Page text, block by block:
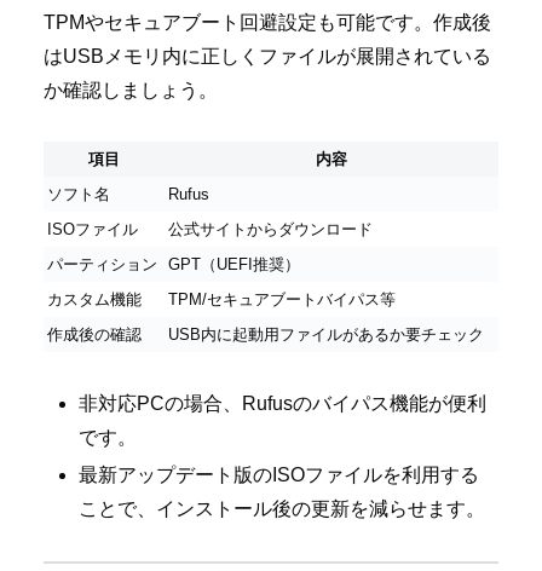
TPMやセキュアブート回避設定も可能です。作成後
はUSBメモリ内に正しくファイルが展開されている
か確認しましょう。
項目
内容
ソフト名
Rufus
ISOファイル
公式サイトからダウンロード
パーティション
GPT（UEFI推奨）
カスタム機能
TPM/セキュアブートバイパス等
作成後の確認
USB内に起動用ファイルがあるか要チェック
非対応PCの場合、Rufusのバイパス機能が便利
です。
最新アップデート版のISOファイルを利用する
ことで、インストール後の更新を減らせます。